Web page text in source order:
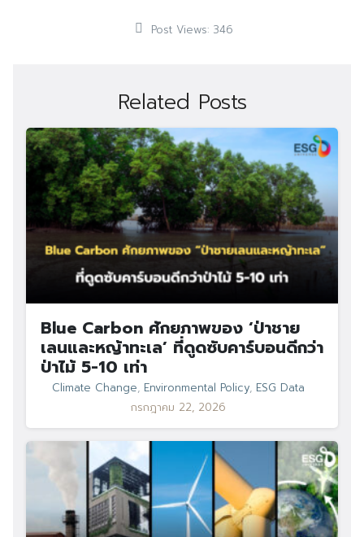
Post Views: 346
Related Posts
Blue Carbon ศักยภาพของ ‘ป่าชาย
เลนและหญ้าทะเล’ ที่ดูดซับคาร์บอนดีกว่า
ป่าไม้ 5-10 เท่า
Climate Change, Environmental Policy, ESG Data
กรกฎาคม 22, 2026